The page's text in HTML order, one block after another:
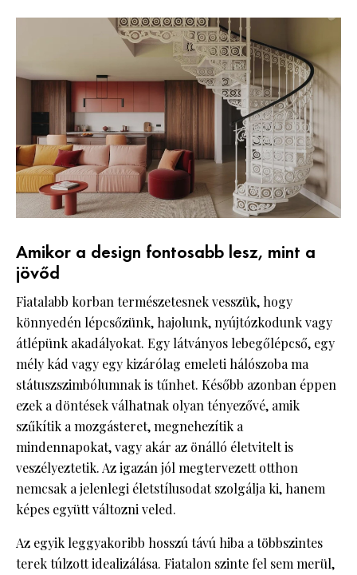
Amikor a design fontosabb lesz, mint a
jövőd
Fiatalabb korban természetesnek vesszük, hogy
könnyedén lépcsőzünk, hajolunk, nyújtózkodunk vagy
átlépünk akadályokat. Egy látványos lebegőlépcső, egy
mély kád vagy egy kizárólag emeleti hálószoba ma
státuszszimbólumnak is tűnhet. Később azonban éppen
ezek a döntések válhatnak olyan tényezővé, amik
szűkítik a mozgásteret, megnehezítik a
mindennapokat, vagy akár az önálló életvitelt is
veszélyeztetik. Az igazán jól megtervezett otthon
nemcsak a jelenlegi életstílusodat szolgálja ki, hanem
képes együtt változni veled.
Az egyik leggyakoribb hosszú távú hiba a többszintes
terek túlzott idealizálása. Fiatalon szinte fel sem merül,